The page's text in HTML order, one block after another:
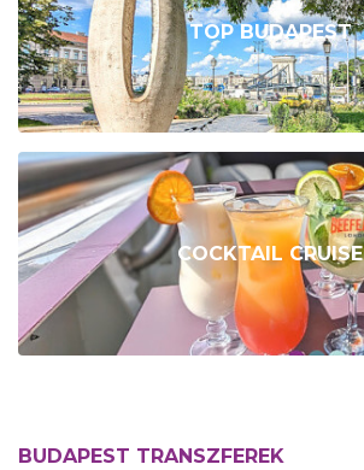
TOP BUDAPEST
COCKTAIL CRUISE
BUDAPEST TRANSZFEREK